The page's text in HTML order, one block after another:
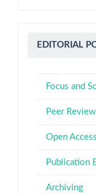
EDITORIAL
Focus and
Peer
Open
Publication
Archiving